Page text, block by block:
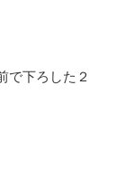
で下ろした２